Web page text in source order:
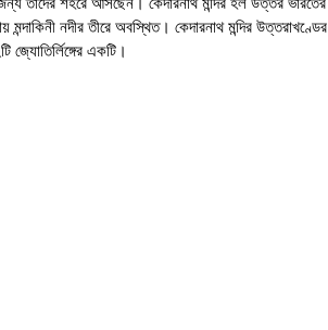
নদীর তীরে অবস্থিত। কেদারনাথ মন্দির উত্তরাখণ্ডের
জ্যোতির্লিঙ্গের একটি।